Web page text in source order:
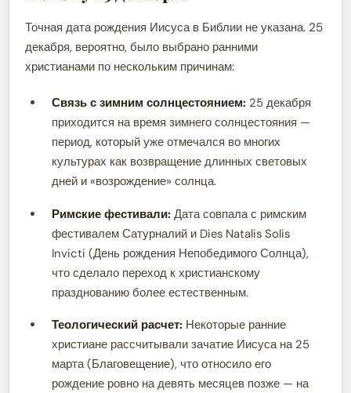
Точная дата рождения Иисуса в Библии не указана. 25
декабря, вероятно, было выбрано ранними
христианами по нескольким причинам:
Связь с зимним солнцестоянием: 25 декабря
приходится на время зимнего солнцестояния —
период, который уже отмечался во многих
культурах как возвращение длинных световых
дней и «возрождение» солнца.
Римские фестивали: Дата совпала с римским
фестивалем Сатурналий и Dies Natalis Solis
Invicti (День рождения Непобедимого Солнца),
что сделало переход к христианскому
празднованию более естественным.
Теологический расчет: Некоторые ранние
христиане рассчитывали зачатие Иисуса на 25
марта (Благовещение), что относило его
рождение ровно на девять месяцев позже — на